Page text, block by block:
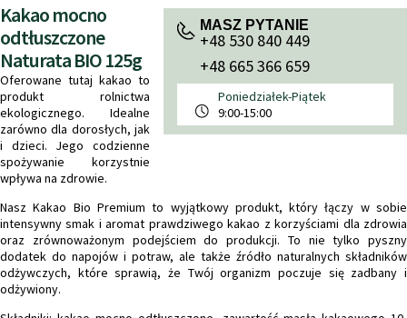
MASZ PYTANIE
+48 530 840 449
+48 665 366 659
Poniedziałek-Piątek
9:00-15:00
Kakao mocno
odtłuszczone
Naturata BIO 125g
Oferowane tutaj kakao to
produkt rolnictwa
ekologicznego. Idealne
zarówno dla dorosłych, jak
i dzieci. Jego codzienne
spożywanie korzystnie
wpływa na zdrowie.
Nasz Kakao Bio Premium to wyjątkowy produkt, który łączy w sobie
intensywny smak i aromat prawdziwego kakao z korzyściami dla zdrowia
oraz zrównoważonym podejściem do produkcji. To nie tylko pyszny
dodatek do napojów i potraw, ale także źródło naturalnych składników
odżywczych, które sprawią, że Twój organizm poczuje się zadbany i
odżywiony.